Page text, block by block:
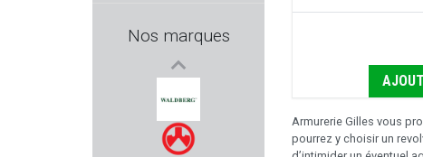
Nos marques
REAL AVID
WALDBERG
Armurerie Gilles vous
pourrez y choisir un